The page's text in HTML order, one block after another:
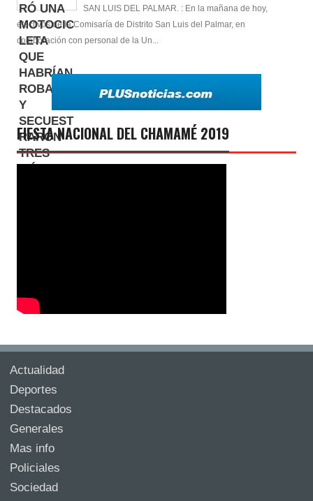
SAN LUIS DEL PALMAR. : En la mañana de hoy,
efectivos de la Comisaría de Distrito San Luis del Palmar, en
colaboración con personal de la Un...
FIESTA NACIONAL DEL CHAMAMÉ 2019
Actualidad
Deportes
Destacados
Generales
Mas info
Policiales
Sociedad